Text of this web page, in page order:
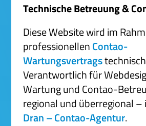
Technische Betreuung &
Diese Website wird im
professionellenContao-
Wartungsvertrags
Verantwortlich für
Wartung und Contao-
regional und überregional –
Dran – Contao-Agentur.